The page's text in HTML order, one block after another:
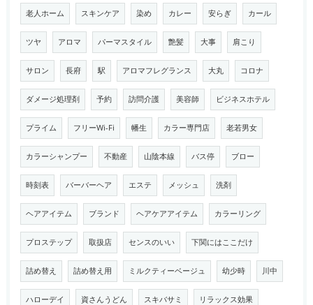
老人ホーム スキンケア 染め カレー 安らぎ カール
ツヤ アロマ パーマスタイル 艶髪 大事 肩こり
サロン 長府 駅 アロマフレグランス 大丸 コロナ
ダメージ処理剤 予約 訪問介護 美容師 ビジネスホテル
プライム フリーWi-Fi 幡生 カラー専門店 老若男女
カラーシャンプー 不動産 山陰本線 バス停 ブロー
時刻表 バーバーヘア エステ メッシュ 洗剤
ヘアアイテム ブランド ヘアケアアイテム カラーリング
プロステップ 取扱店 センスのいい 下関にはここだけ
詰め替え 詰め替え用 ミルクティーベージュ 幼少時 川中
ハローデイ 資さんうどん スキバサミ リラックス効果